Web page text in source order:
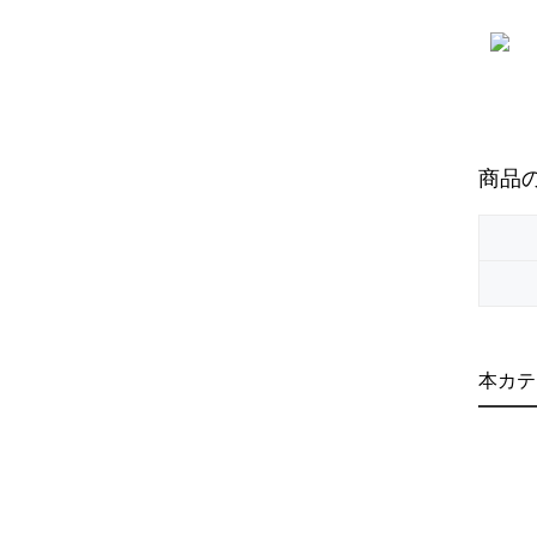
商品
本カ